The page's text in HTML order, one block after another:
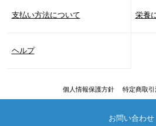
支払い方法について 栄養
ヘルプ
個人情報保護方針 特定商取
お問い合わせ